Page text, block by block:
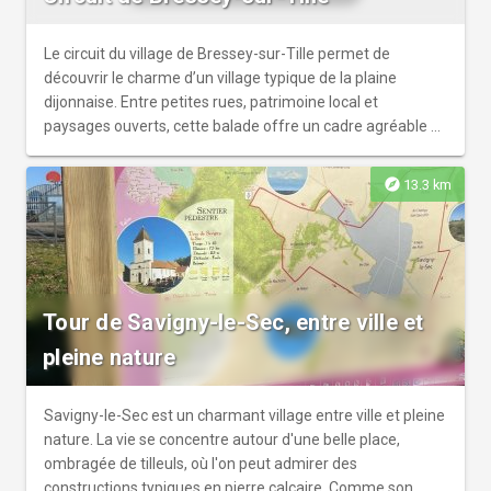
Le circuit du village de Bressey-sur-Tille permet de
découvrir le charme d’un village typique de la plaine
dijonnaise. Entre petites rues, patrimoine local et
paysages ouverts, cette balade offre un cadre agréable et
explore 13.3 km
Tour de Savigny-le-Sec, entre ville et
pleine nature
Savigny-le-Sec est un charmant village entre ville et pleine
nature. La vie se concentre autour d'une belle place,
ombragée de tilleuls, où l'on peut admirer des